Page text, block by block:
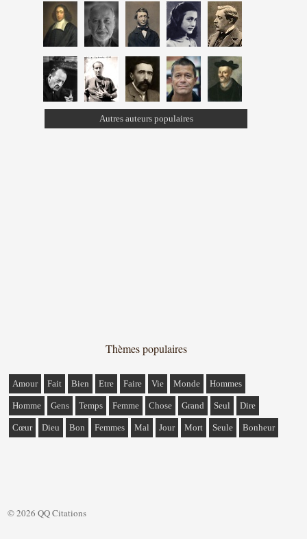
Autres auteurs populaires
Thèmes populaires
Amour Fait Bien Etre Faire Vie Monde Hommes
Homme Gens Temps Femme Chose Grand Seul Dire
Cœur Dieu Bon Femmes Mal Jour Mort Seule Bonheur
© 2026 QQ Citations